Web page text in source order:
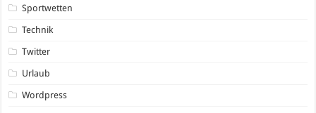
Sportwetten
Technik
Twitter
Urlaub
Wordpress